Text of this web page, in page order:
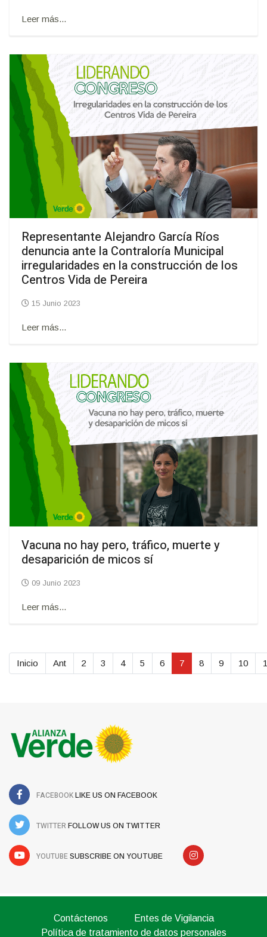
Leer más...
Representante Alejandro García Ríos
denuncia ante la Contraloría Municipal
irregularidades en la construcción de los
Centros Vida de Pereira
15 Junio 2023
Leer más...
Vacuna no hay pero, tráfico, muerte y
desaparición de micos sí
09 Junio 2023
Leer más...
Inicio Ant 2 3 4 5 6 7 8 9 10
FACEBOOK LIKE US ON FACEBOOK
TWITTER FOLLOW US ON TWITTER
YOUTUBE SUBSCRIBE ON YOUTUBE
Contáctenos
Entes de Vigilancia
Política de tratamiento de datos personales